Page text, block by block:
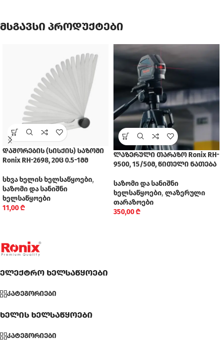
მსგავსი პროდუქტები
დაშორების (სისქის) საზომი
Ronix RH-2698, 20ც 0.5-1მმ
სხვა ხელის ხელსაწყოები,
საზომი და სანიშნი
ხელსაწყოები
11,00₾
ლაზერული თარაზო Ronix RH-
9500, 15/50მ, წითელი ნათება
საზომი და სანიშნი
ხელსაწყოები, ლაზერული
თარაზოები
350,00₾
ელექტრო ხელსაწყოები
კატეგორიები
ხელის ხელსაწყოები
კატეგორიები